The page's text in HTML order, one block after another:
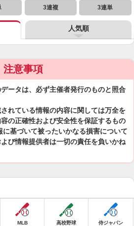
3連複 3連単
人気順
注意事項
ータは、必ず主催者発行のものと照合
れている情報の内容に関しては万全を
の正確性および安全性を保証するもの
基づいて被ったいかなる損害について
び情報提供者は一切の責任を負いかね
MLB 高校野球 侍ジャパン